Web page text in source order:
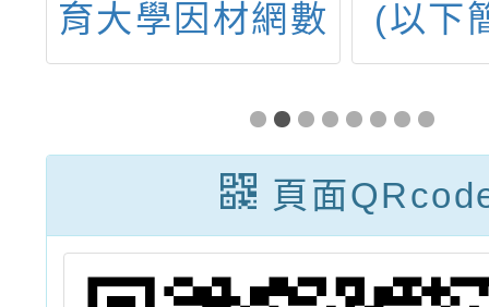
育大學因材網數
學素養團隊辦理
「會考不再靠運
氣，數學互動帶
你破解數學難
題」活動，邀請
(以下
大)數
心辦
數學
研習
北
頁面